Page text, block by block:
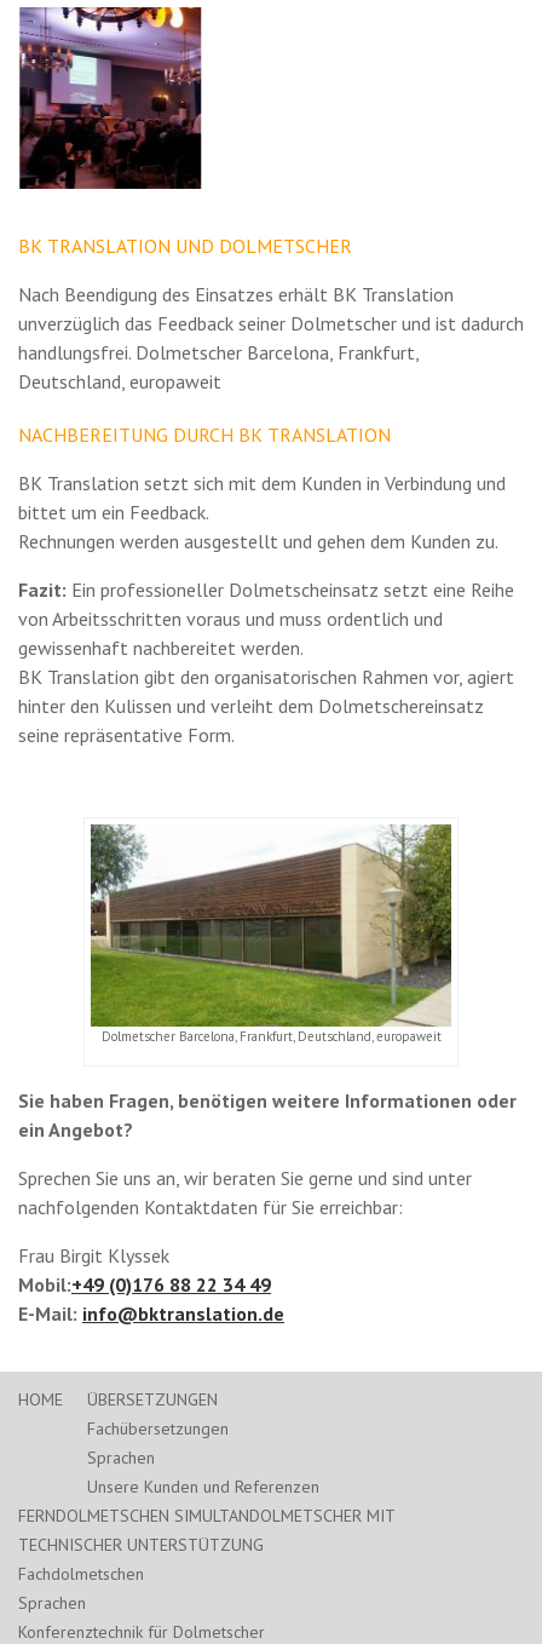
BK TRANSLATION UND DOLMETSCHER
Nach Beendigung des Einsatzes erhält BK Translation
unverzüglich das Feedback seiner Dolmetscher und ist dadurch
handlungsfrei. Dolmetscher Barcelona, Frankfurt,
Deutschland, europaweit
NACHBEREITUNG DURCH BK TRANSLATION
BK Translation setzt sich mit dem Kunden in Verbindung und
bittet um ein Feedback.
Rechnungen werden ausgestellt und gehen dem Kunden zu.
Fazit: Ein professioneller Dolmetscheinsatz setzt eine Reihe
von Arbeitsschritten voraus und muss ordentlich und
gewissenhaft nachbereitet werden.
BK Translation gibt den organisatorischen Rahmen vor, agiert
hinter den Kulissen und verleiht dem Dolmetschereinsatz
seine repräsentative Form.
Dolmetscher Barcelona, Frankfurt, Deutschland, europaweit
Sie haben Fragen, benötigen weitere Informationen oder
ein Angebot?
Sprechen Sie uns an, wir beraten Sie gerne und sind unter
nachfolgenden Kontaktdaten für Sie erreichbar:
Frau Birgit Klyssek
Mobil:+49 (0)176 88 22 34 49
E-Mail: info@bktranslation.de
HOME
ÜBERSETZUNGEN
Fachübersetzungen
Sprachen
Unsere Kunden und Referenzen
FERNDOLMETSCHEN SIMULTANDOLMETSCHER MIT
TECHNISCHER UNTERSTÜTZUNG
Fachdolmetschen
Sprachen
Konferenztechnik für Dolmetscher